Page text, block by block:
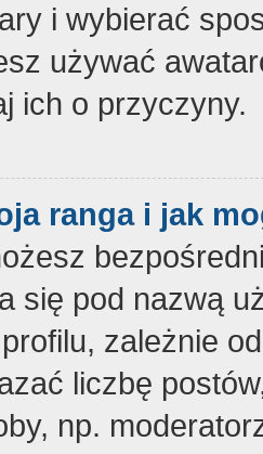
i wybierać
używać
ich o przyczyny.
ranga i jak
się pod nazwą
zależnie
liczbę
np.